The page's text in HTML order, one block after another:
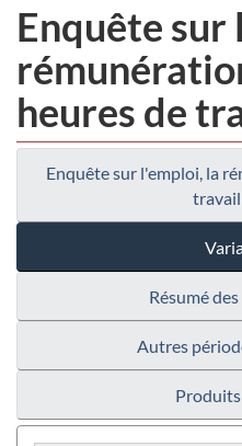
Enquête sur
heures de
Enquête sur l'emploi, la
travail
Résumé
Autres